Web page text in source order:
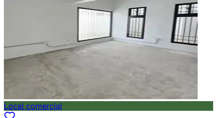
Local comercial